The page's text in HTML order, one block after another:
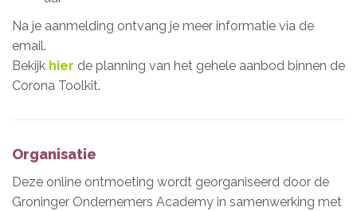
Na je aanmelding ontvang je meer informatie via de
email.
Bekijk hier de planning van het gehele aanbod binnen de
Corona Toolkit.
Organisatie
Deze online ontmoeting wordt georganiseerd door de
Groninger Ondernemers Academy in samenwerking met